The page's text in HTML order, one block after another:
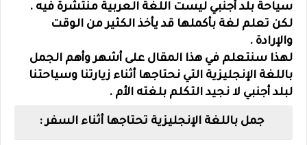
سياحة بلد أجنبي ليست اللغة العربية منتشرة فيه .
لكن تعلم لغة بأكملها قد يأخذ الكثير من الوقت
والإرادة .
لهذا سنتعلم في هذا المقال على أشهر وأهم الجمل
باللغة الإنجليزية التي نحتاجها أثناء زيارتنا وسياحتنا
لبلد أجنبي لا نجيد التكلم بلغته الأم .
جمل باللغة الإنجليزية تحتاجها أثناء السفر :